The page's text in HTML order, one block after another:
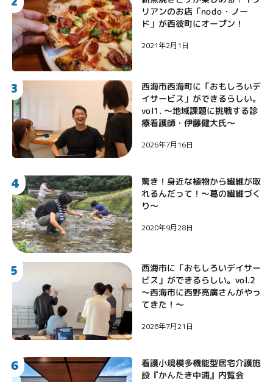
リアンのお店「nodo・ノー
ド」が西彼町にオープン！
2021年2月1日
3
西海市西海町に「おもしろいデ
イサービス」ができるらしい。
vol1. 〜地域課題に挑戦する診
療看護師・伊藤健大氏〜
2026年7月16日
4
驚き！身近な植物から繊維が取
れるんだって！〜葛の繊維づく
り〜
2020年9月28日
5 西海市に「おもしろいデイサー
ビス」ができるらしい。vol.2
〜西海市に西野亮廣さんがやっ
てきた！〜
2026年7月21日
6 看護小規模多機能型居宅介護施
設『かんたき中浦』内覧会